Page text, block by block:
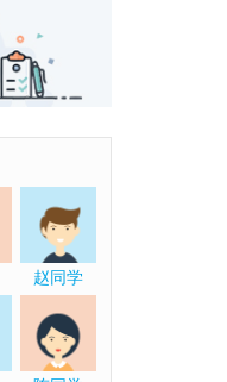
赵同学